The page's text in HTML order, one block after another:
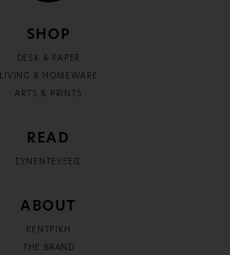
SHOP
DESK & PAPER
LIVING & HOMEWARE
ARTS & PRINTS
READ
ΣΥΝΕΝΤΕΥΞΕΙΣ
ABOUT
ΚΕΝΤΡΙΚΗ
THE BRAND